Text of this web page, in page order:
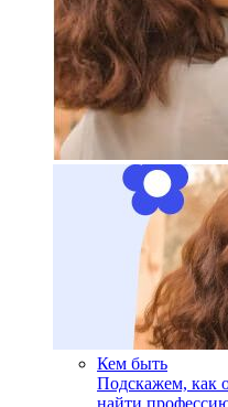
Кем быть
Подскажем, как
найти